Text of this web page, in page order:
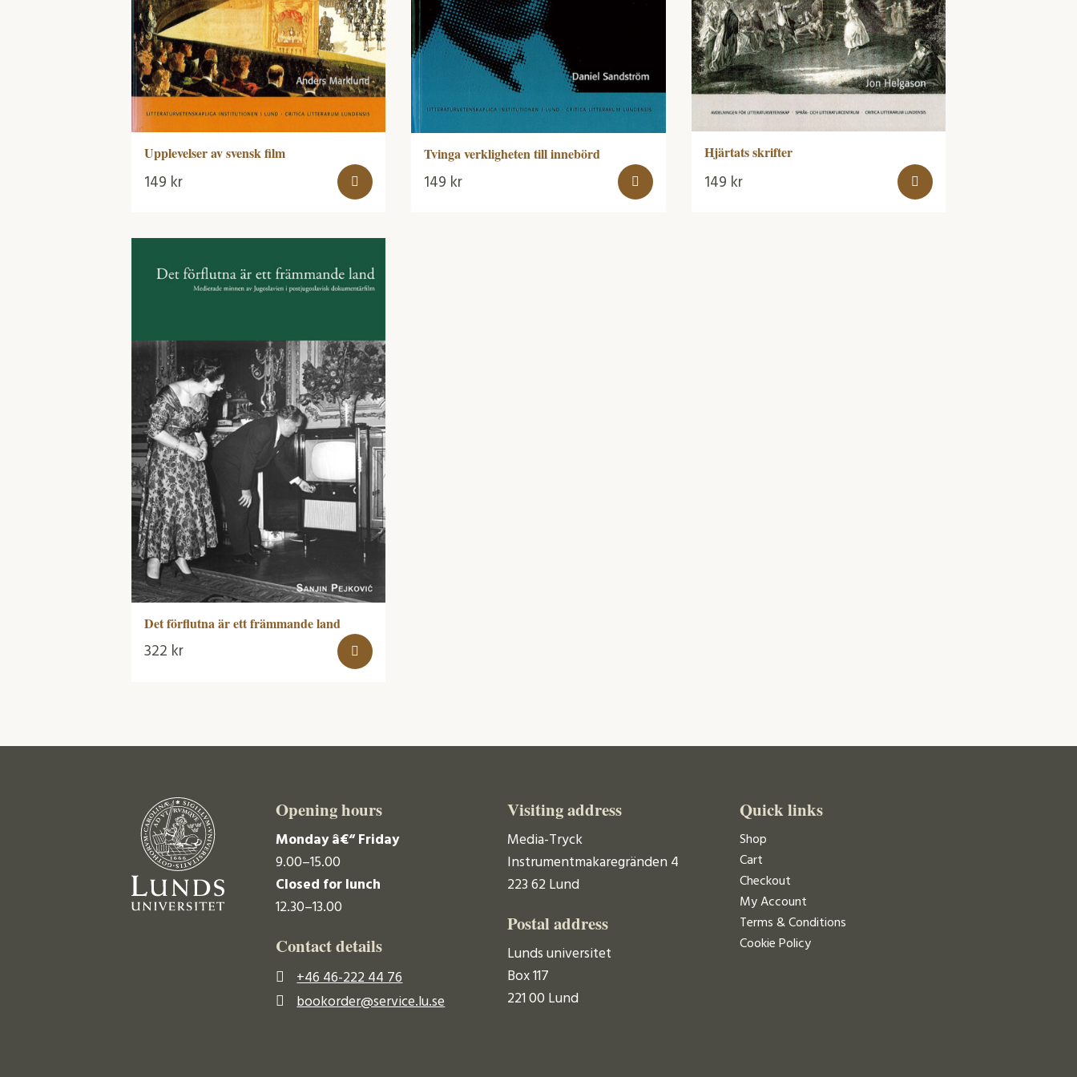
Upplevelser av svensk film
149 kr
Tvinga verkligheten till innebörd
149 kr
Hjärtats skrifter
149 kr
Det förflutna är ett främmande land
322 kr
Opening hours
Monday â€“ Friday
9.00–15.00
Closed for lunch
12.30–13.00
Contact details
+46 46-222 44 76
bookorder@service.lu.se
Visiting address
Media-Tryck
Instrumentmakaregränden 4
223 62 Lund
Postal address
Lunds universitet
Box 117
221 00 Lund
Quick links
Shop
Cart
Checkout
My Account
Terms & Conditions
Cookie Policy